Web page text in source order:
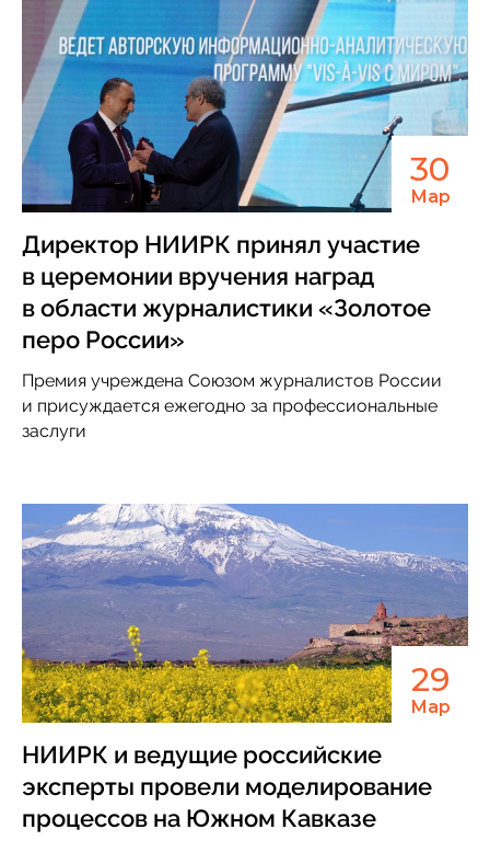
30
Мар
Директор НИИРК принял участие
в церемонии вручения наград
в области журналистики «Золотое
перо России»
Премия учреждена Союзом журналистов России
и присуждается ежегодно за профессиональные
заслуги
29
Мар
НИИРК и ведущие российские
эксперты провели моделирование
процессов на Южном Кавказе